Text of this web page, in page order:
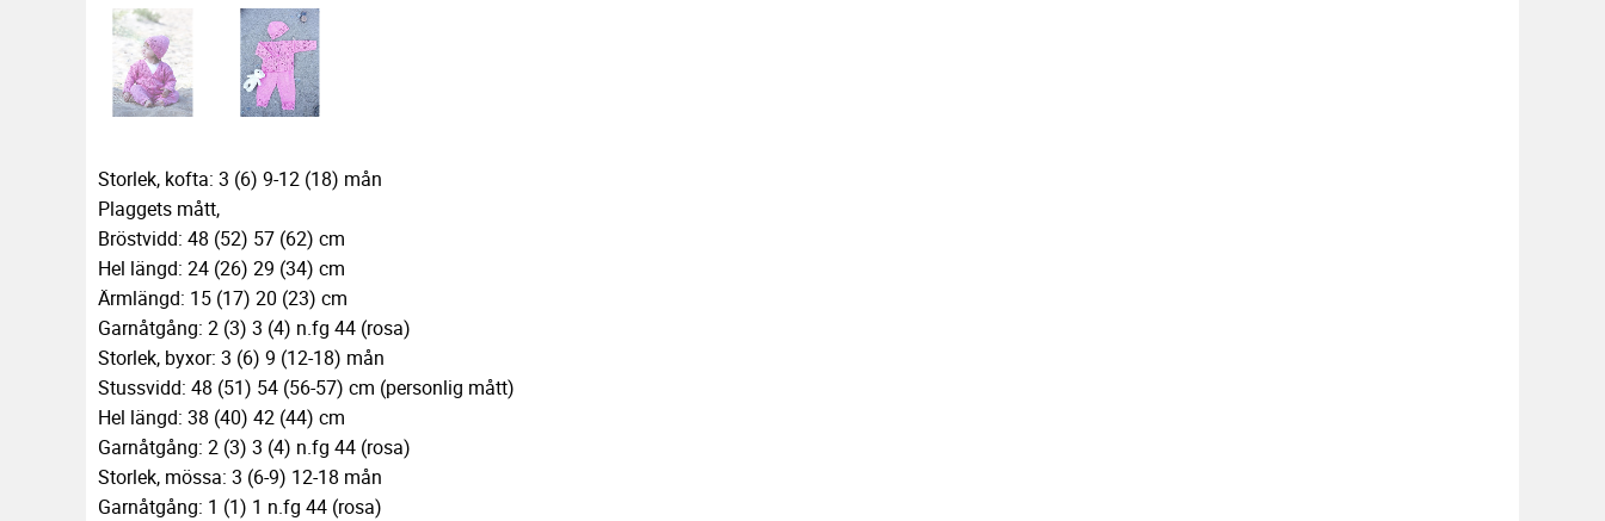
Storlek, kofta: 3 (6) 9-12 (18) mån
Plaggets mått,
Bröstvidd: 48 (52) 57 (62) cm
Hel längd: 24 (26) 29 (34) cm
Ärmlängd: 15 (17) 20 (23) cm
Garnåtgång: 2 (3) 3 (4) n.fg 44 (rosa)
Storlek, byxor: 3 (6) 9 (12-18) mån
Stussvidd: 48 (51) 54 (56-57) cm (personlig mått)
Hel längd: 38 (40) 42 (44) cm
Garnåtgång: 2 (3) 3 (4) n.fg 44 (rosa)
Storlek, mössa: 3 (6-9) 12-18 mån
Garnåtgång: 1 (1) 1 n.fg 44 (rosa)